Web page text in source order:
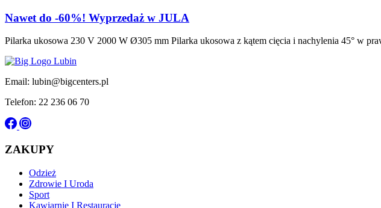
Nawet do -60%! Wyprzedaż w JULA
Pilarka ukosowa 230 V 2000 W Ø305 mm Pilarka ukosowa z kątem cięcia i nachylenia 45° w
Email: lubin@bigcenters.pl
Telefon: 22 236 06 70
ZAKUPY
Odzież
Zdrowie I Uroda
Sport
Kawiarnie I Restauracje